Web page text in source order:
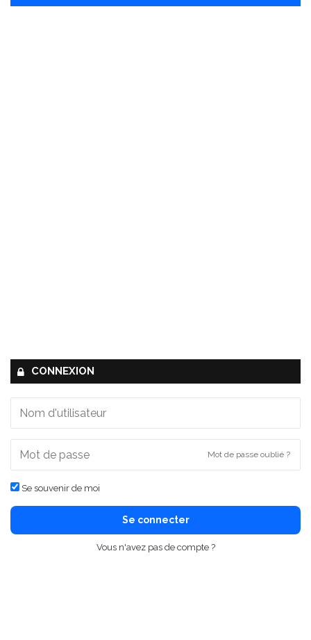
CONNEXION
Mot de passe oublié ?
Se souvenir de moi
Se connecter
Vous n'avez pas de compte ?